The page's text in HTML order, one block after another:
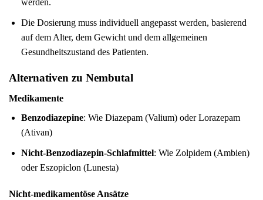
werden.
Die Dosierung muss individuell angepasst werden, basierend
auf dem Alter, dem Gewicht und dem allgemeinen
Gesundheitszustand des Patienten.
Alternativen zu Nembutal
Medikamente
Benzodiazepine: Wie Diazepam (Valium) oder Lorazepam
(Ativan)
Nicht-Benzodiazepin-Schlafmittel: Wie Zolpidem (Ambien)
oder Eszopiclon (Lunesta)
Nicht-medikamentöse Ansätze